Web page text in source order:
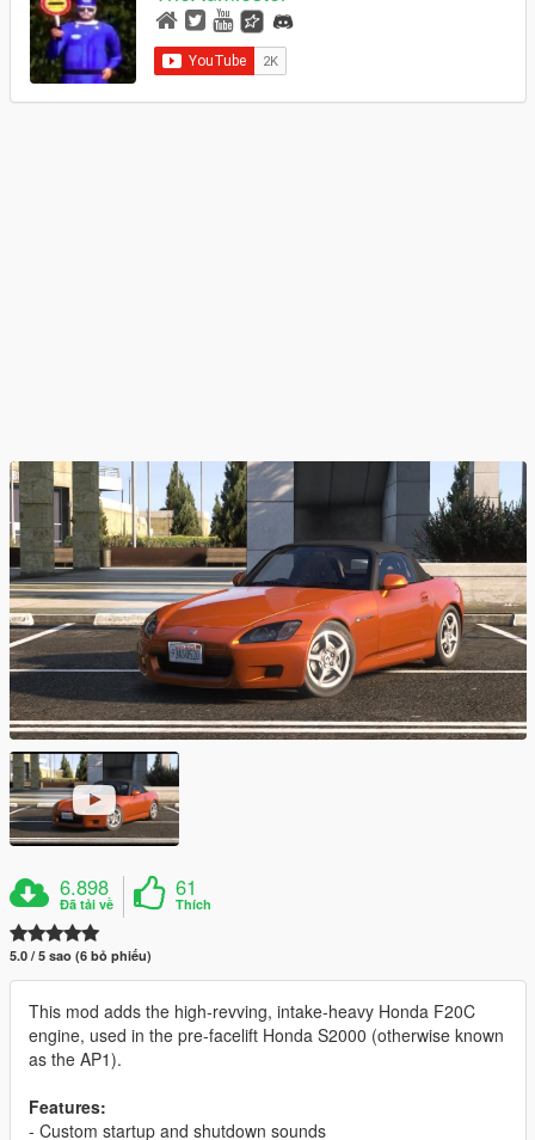
6.898
Đã tải về
61
Thích
5.0 / 5 sao (6 bỏ phiếu)
This mod adds the high-revving, intake-heavy Honda F20C
engine, used in the pre-facelift Honda S2000 (otherwise known
as the AP1).
Features:
- Custom startup and shutdown sounds